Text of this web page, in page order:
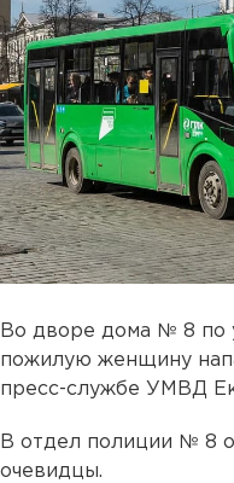
Во дворе дома № 8 по
пожилую женщину
пресс-службе УМВД
В отдел полиции № 8
очевидцы.